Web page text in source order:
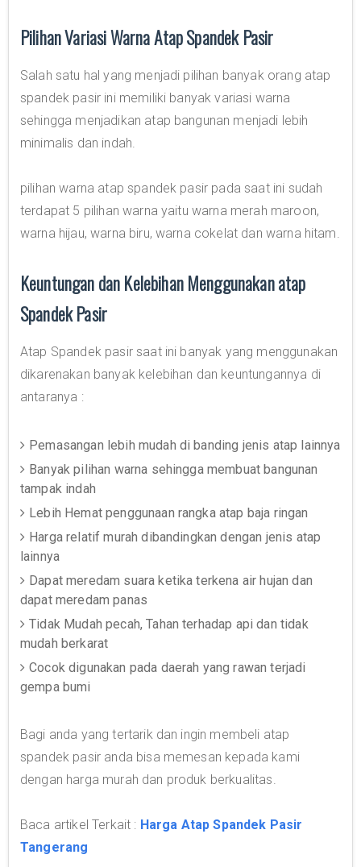
Pilihan Variasi Warna Atap Spandek Pasir
Salah satu hal yang menjadi pilihan banyak orang atap
spandek pasir ini memiliki banyak variasi warna
sehingga menjadikan atap bangunan menjadi lebih
minimalis dan indah.
pilihan warna atap spandek pasir pada saat ini sudah
terdapat 5 pilihan warna yaitu warna merah maroon,
warna hijau, warna biru, warna cokelat dan warna hitam.
Keuntungan dan Kelebihan Menggunakan atap
Spandek Pasir
Atap Spandek pasir saat ini banyak yang menggunakan
dikarenakan banyak kelebihan dan keuntungannya di
antaranya :
Pemasangan lebih mudah di banding jenis atap lainnya
Banyak pilihan warna sehingga membuat bangunan
tampak indah
Lebih Hemat penggunaan rangka atap baja ringan
Harga relatif murah dibandingkan dengan jenis atap
lainnya
Dapat meredam suara ketika terkena air hujan dan
dapat meredam panas
Tidak Mudah pecah, Tahan terhadap api dan tidak
mudah berkarat
Cocok digunakan pada daerah yang rawan terjadi
gempa bumi
Bagi anda yang tertarik dan ingin membeli atap
spandek pasir anda bisa memesan kepada kami
dengan harga murah dan produk berkualitas.
Baca artikel Terkait : Harga Atap Spandek Pasir
Tangerang